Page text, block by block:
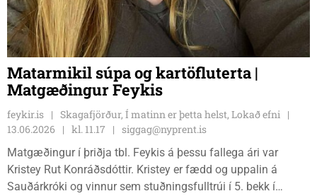
Matarmikil súpa og kartöfluterta |
Matgæðingur Feykis
feykir.is
Skagafjörður, Í matinn er þetta helst, Lokað efni
13.06.2026
kl. 11.17
siggag@nyprent.is
Matgæðingur í þriðja tbl. Feykis á þessu fallega ári var
Kristey Rut Konráðsdóttir. Kristey er fædd og uppalin á
Sauðárkróki og vinnur sem stuðningsfulltrúi í 5. bekk í